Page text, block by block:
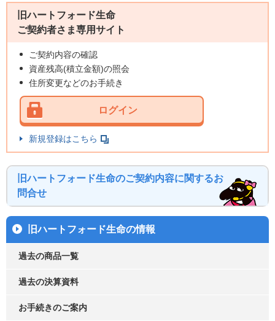
旧ハートフォード生命
ご契約者さま専用サイト
ご契約内容の確認
資産残高(積立金額)の照会
住所変更などのお手続き
ログイン
新規登録はこちら
旧ハートフォード生命のご契約内容に関するお
問合せ
旧ハートフォード生命の情報
過去の商品一覧
過去の決算資料
お手続きのご案内